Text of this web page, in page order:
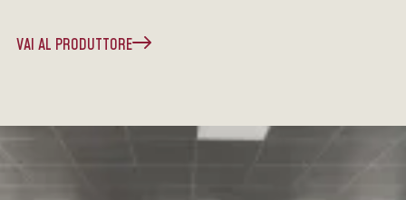
VAI AL PRODUTTORE